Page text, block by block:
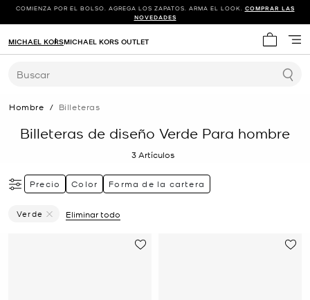
COMIENZA POR EL BOLSO. AGREGA LOS ZAPATOS. ARMA EL LOOK. COMPRAR LAS
NOVEDADES
Mi
MICHAEL KORSMICHAEL KORS OUTLET
Buscar
Hombre / Billeteras
Billeteras de diseño Verde Para hombre
3 Artículos
Precio Color Forma de la cartera
Verde
Eliminar todo